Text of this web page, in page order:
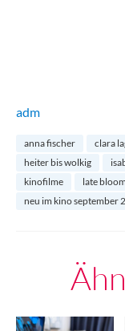
adm
anna fischer clara
heiter bis wolkig
kinofilme
late
neu im kino september